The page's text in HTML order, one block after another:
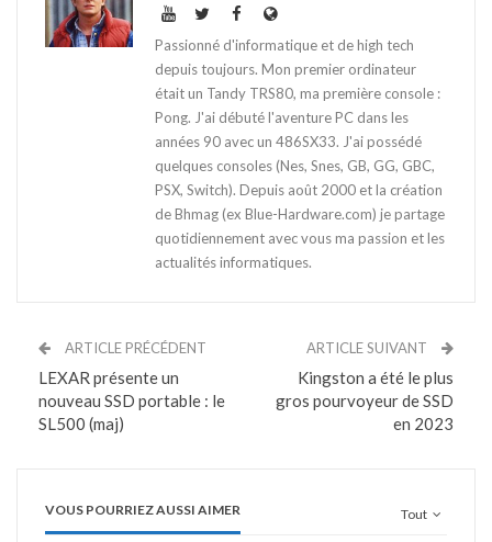
Passionné d'informatique et de high tech
depuis toujours. Mon premier ordinateur
était un Tandy TRS80, ma première console :
Pong. J'ai débuté l'aventure PC dans les
années 90 avec un 486SX33. J'ai possédé
quelques consoles (Nes, Snes, GB, GG, GBC,
PSX, Switch). Depuis août 2000 et la création
de Bhmag (ex Blue-Hardware.com) je partage
quotidiennement avec vous ma passion et les
actualités informatiques.
ARTICLE PRÉCÉDENT
LEXAR présente un
nouveau SSD portable : le
SL500 (maj)
ARTICLE SUIVANT
Kingston a été le plus
gros pourvoyeur de SSD
en 2023
Tout
VOUS POURRIEZ AUSSI AIMER